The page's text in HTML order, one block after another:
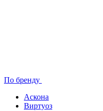
По бренду
Аскона
Виртуоз